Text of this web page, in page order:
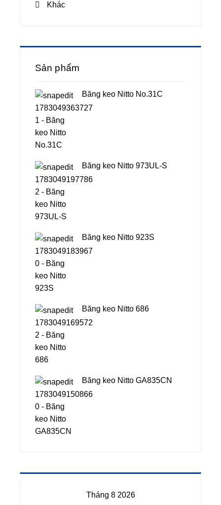
Khác
Sản phẩm
Băng keo Nitto No.31C
Băng keo Nitto 973UL-S
Băng keo Nitto 923S
Băng keo Nitto 686
Băng keo Nitto GA835CN
Tháng 8 2026